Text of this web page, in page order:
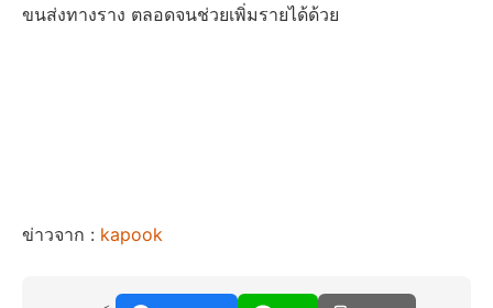
ขนส่งทางราง ตลอดจนช่วยเพิ่มรายได้ด้วย
ข่าวจาก : kapook